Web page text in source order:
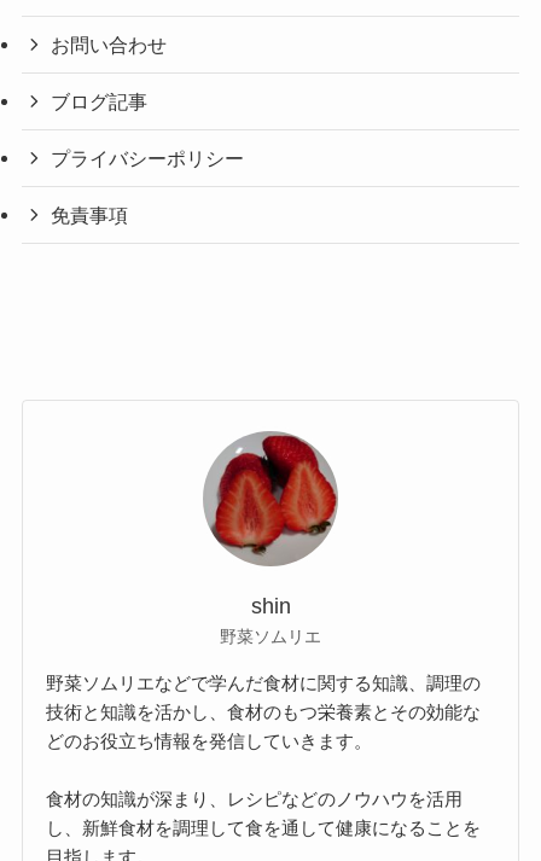
お問い合わせ
ブログ記事
プライバシーポリシー
免責事項
shin
野菜ソムリエ
野菜ソムリエなどで学んだ食材に関する知識、調理の
技術と知識を活かし、食材のもつ栄養素とその効能な
どのお役立ち情報を発信していきます。
食材の知識が深まり、レシピなどのノウハウを活用
し、新鮮食材を調理して食を通して健康になることを
目指します。